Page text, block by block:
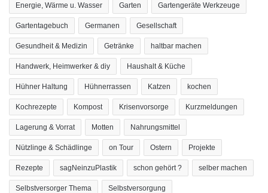
Energie, Wärme u. Wasser Garten Gartengeräte Werkzeuge
Gartentagebuch Germanen Gesellschaft
Gesundheit & Medizin Getränke haltbar machen
Handwerk, Heimwerker & diy Haushalt & Küche
Hühner Haltung Hühnerrassen Katzen kochen
Kochrezepte Kompost Krisenvorsorge Kurzmeldungen
Lagerung & Vorrat Motten Nahrungsmittel
Nützlinge & Schädlinge on Tour Ostern Projekte
Rezepte sagNeinzuPlastik schon gehört ? selber machen
Selbstversorger Thema Selbstversorgung